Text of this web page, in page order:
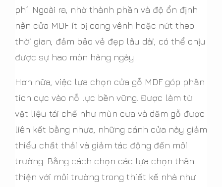
phí. Ngoài ra, nhờ thành phần và độ ổn định
nên cửa MDF ít bị cong vênh hoặc nứt theo
thời gian, đảm bảo vẻ đẹp lâu dài, có thể chịu
được sự hao mòn hàng ngày.
Hơn nữa, việc lựa chọn cửa gỗ MDF góp phần
tích cực vào nỗ lực bền vững. Được làm từ
vật liệu tái chế như mùn cưa và dăm gỗ được
liên kết bằng nhựa, những cánh cửa này giảm
thiểu chất thải và giảm tác động đến môi
trường. Bằng cách chọn các lựa chọn thân
thiện với môi trường trong thiết kế nhà như